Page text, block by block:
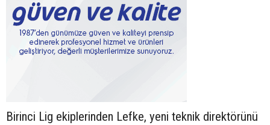
Birinci Lig ekiplerinden Lefke, yeni teknik direktörünü